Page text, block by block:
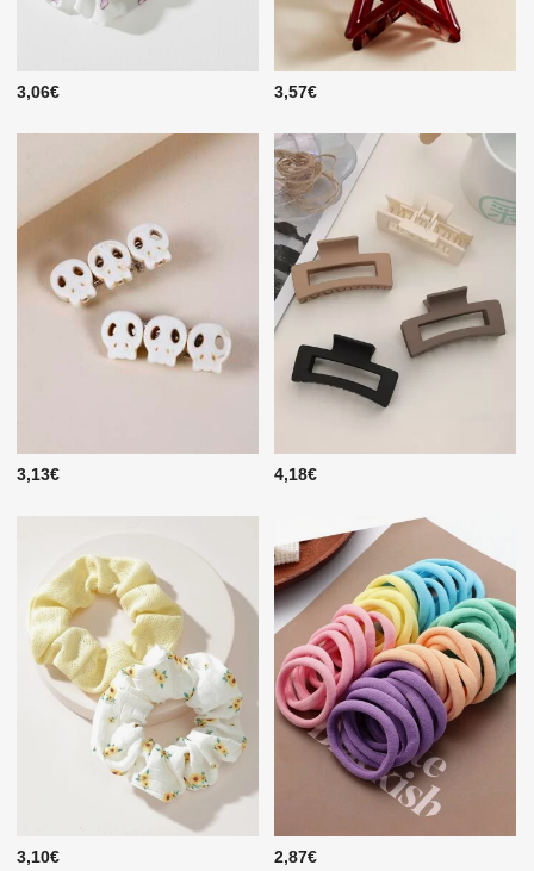
3,06€ 3,57€
3,13€ 4,18€
3,10€ 2,87€